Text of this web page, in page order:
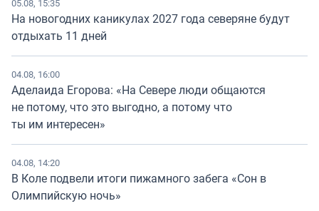
05.08, 15:35
На новогодних каникулах 2027 года северяне будут
отдыхать 11 дней
04.08, 16:00
Аделаида Егорова: «На Севере люди общаются
не потому, что это выгодно, а потому что
ты им интересен»
04.08, 14:20
В Коле подвели итоги пижамного забега «Сон в
Олимпийскую ночь»